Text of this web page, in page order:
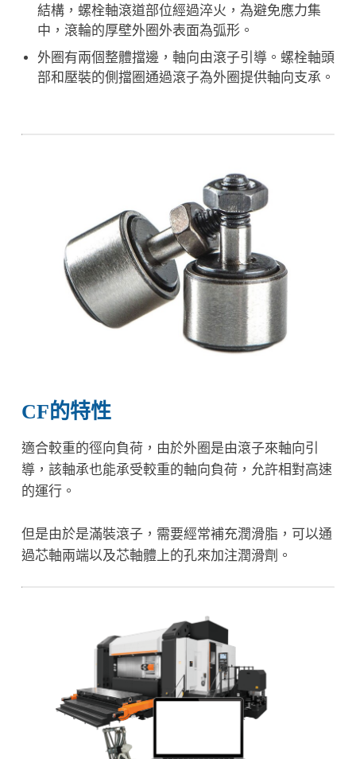
結構，螺栓軸滾道部位經過淬火，為避免應力集
中，滾輪的厚壁外圈外表面為弧形。
外圈有兩個整體擋邊，軸向由滾子引導。螺栓軸頭
部和壓裝的側擋圈通過滾子為外圈提供軸向支承。
CF的特性
適合較重的徑向負荷，由於外圈是由滾子來軸向引
導，該軸承也能承受較重的軸向負荷，允許相對高速
的運行。
但是由於是滿裝滾子，需要經常補充潤滑脂，可以通
過芯軸兩端以及芯軸體上的孔來加注潤滑劑。